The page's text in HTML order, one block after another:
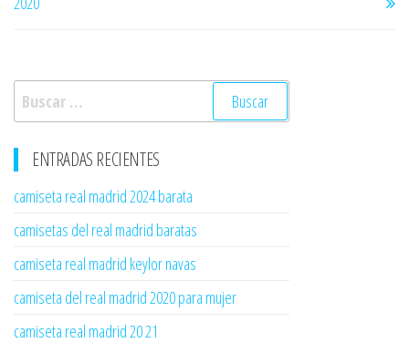
entradas
Buscar:
ENTRADAS RECIENTES
camiseta real madrid 2024 barata
camisetas del real madrid baratas
camiseta real madrid keylor navas
camiseta del real madrid 2020 para mujer
camiseta real madrid 20 21